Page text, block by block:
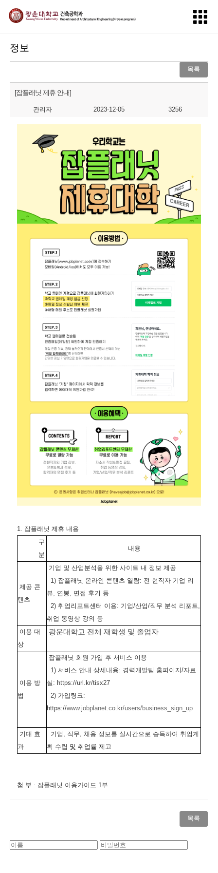
정보
목록
[잡플래닛 제휴 안내]
관리자 2023-12-05 3256
1. 잡플래닛 제휴 내용
구
분
내용
제공 콘
텐츠
기업 및 산업분석을 위한 사이트 내 정보 제공
1) 잡플래닛 온라인 콘텐츠 열람: 전 현직자 기업 리
뷰, 연봉, 면접 후기 등
2) 취업리포트센터 이용: 기업/산업/직무 분석 리포트,
취업 동영상 강의 등
이용 대
상
광운대학교 전체 재학생 및 졸업자
이용 방
법
잡플래닛 회원 가입 후 서비스 이용
1) 서비스 안내 상세내용: 경력개발팀 홈피이지/자료
실: https://url.kr/tisx27
2) 가입링크:
https://www.jobplanet.co.kr/users/business_sign_up
기대 효
과
기업, 직무, 채용 정보를 실시간으로 습득하여 취업계
획 수립 및 취업률 제고
첨 부 : 잡플래닛 이용가이드 1부
목록